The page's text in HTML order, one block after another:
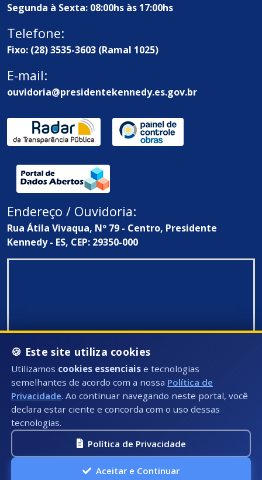
Segunda à Sexta: 08:00hs às 17:00hs
Telefone:
Fixo: (28) 3535-3603 (Ramal 1025)
E-mail:
ouvidoria@presidentekennedy.es.gov.br
Endereço / Ouvidoria:
Rua Átila Vivaqua, Nº 79 - Centro, Presidente
Kennedy - ES, CEP: 29350-000
Todos Direitos Reservados ©: 2026
🍪 Este site utiliza cookies
Utilizamos cookies essenciais e tecnologias
semelhantes de acordo com a nossa Política de
Privacidade. Ao continuar navegando neste portal, você
declara estar ciente e concorda com o uso dessas
tecnologias.
Política de Privacidade
Aceitar e Continuar